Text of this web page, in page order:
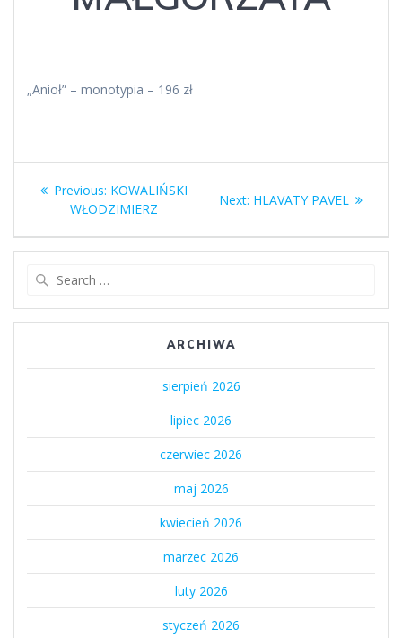
„Anioł” – monotypia – 196 zł
Nawigacja
wpisu
Previous: Previous
post:
KOWALIŃSKI
WŁODZIMIERZ
Next: Next
HLAVATY PAVEL
ARCHIWA
sierpień 2026
lipiec 2026
czerwiec 2026
maj 2026
kwiecień 2026
marzec 2026
luty 2026
styczeń 2026